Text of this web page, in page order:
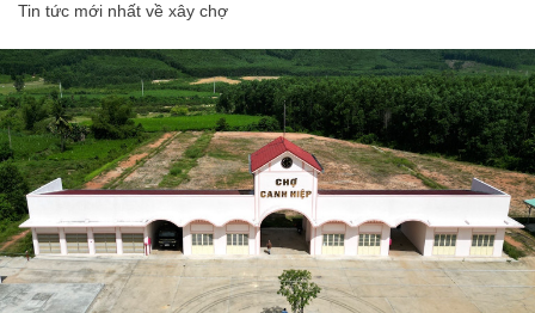
Tin tức mới nhất về xây chợ